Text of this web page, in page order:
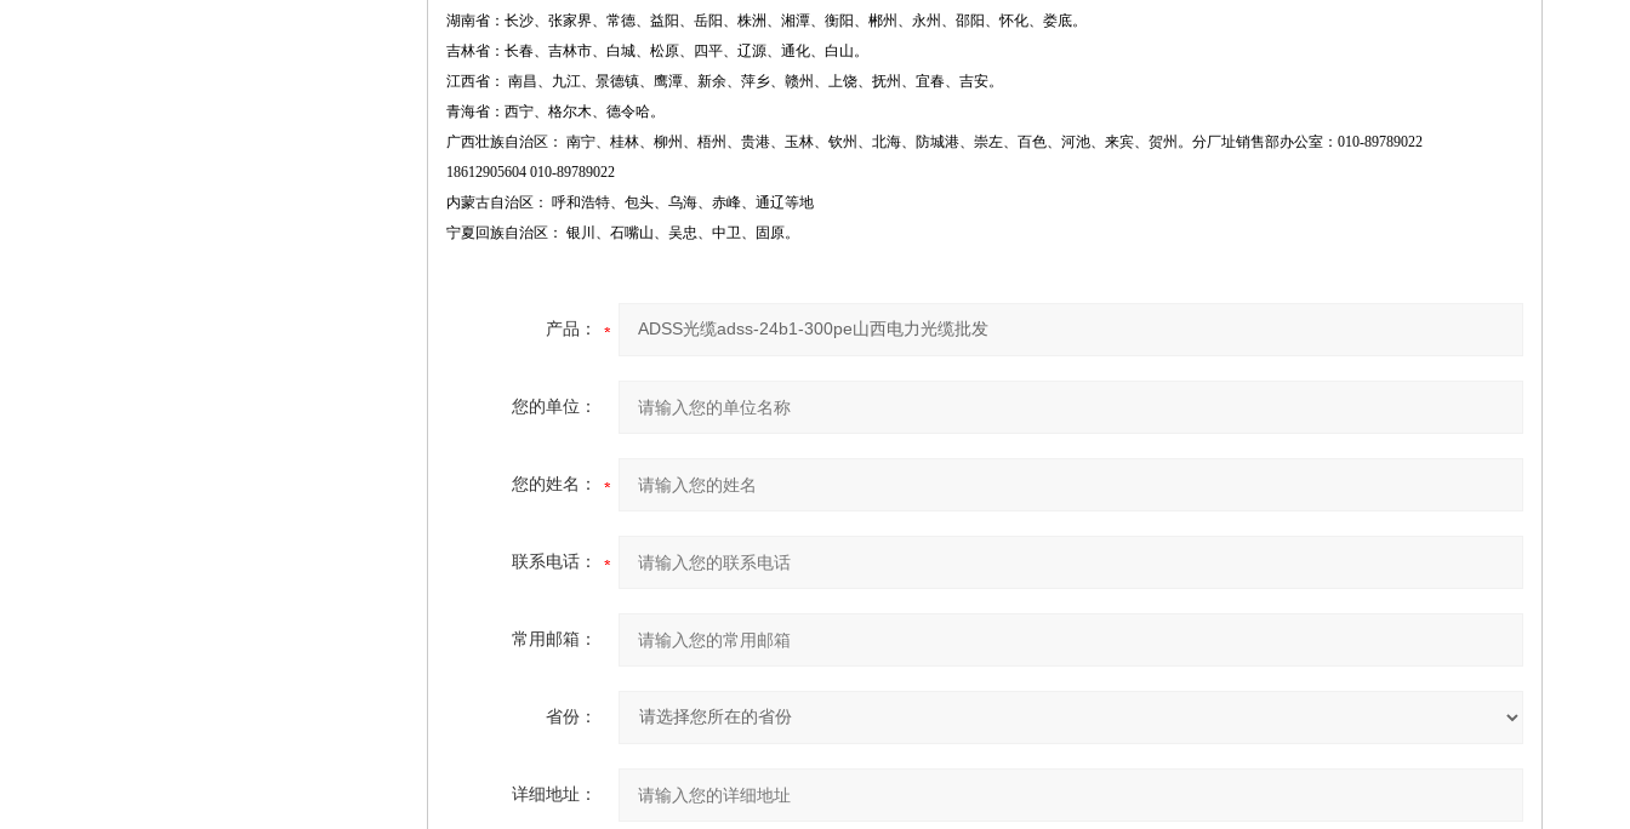
湖南省：长沙、张家界、常德、益阳、岳阳、株洲、湘潭、衡阳、郴州、永州、邵阳、怀化、娄底。
吉林省：长春、吉林市、白城、松原、四平、辽源、通化、白山。
江西省： 南昌、九江、景德镇、鹰潭、新余、萍乡、赣州、上饶、抚州、宜春、吉安。
青海省：西宁、格尔木、德令哈。
广西壮族自治区： 南宁、桂林、柳州、梧州、贵港、玉林、钦州、北海、防城港、崇左、百色、河池、来宾、贺州。分厂址销售部办公室：010-89789022
18612905604 010-89789022
内蒙古自治区： 呼和浩特、包头、乌海、赤峰、通辽等地
宁夏回族自治区： 银川、石嘴山、吴忠、中卫、固原。
产品：
您的单位：
您的姓名：
联系电话：
常用邮箱：
省份：
详细地址：